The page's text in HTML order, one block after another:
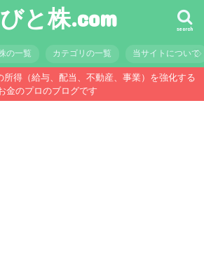
と株.com search
の一覧 カテゴリの一覧 当サイトについて
所得（給与、配当、不動産、事業）を強化する
金のプロのブログです